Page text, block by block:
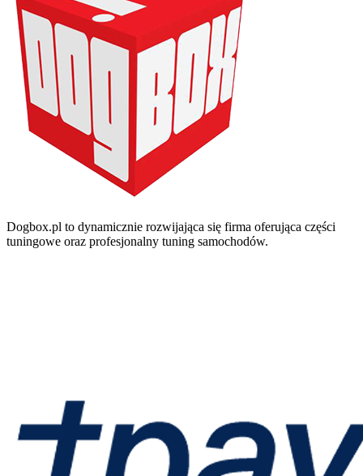
Dogbox.pl to dynamicznie rozwijająca się firma oferująca części
tuningowe oraz profesjonalny tuning samochodów.